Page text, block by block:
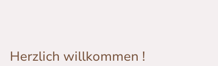
Herzlich willkommen !